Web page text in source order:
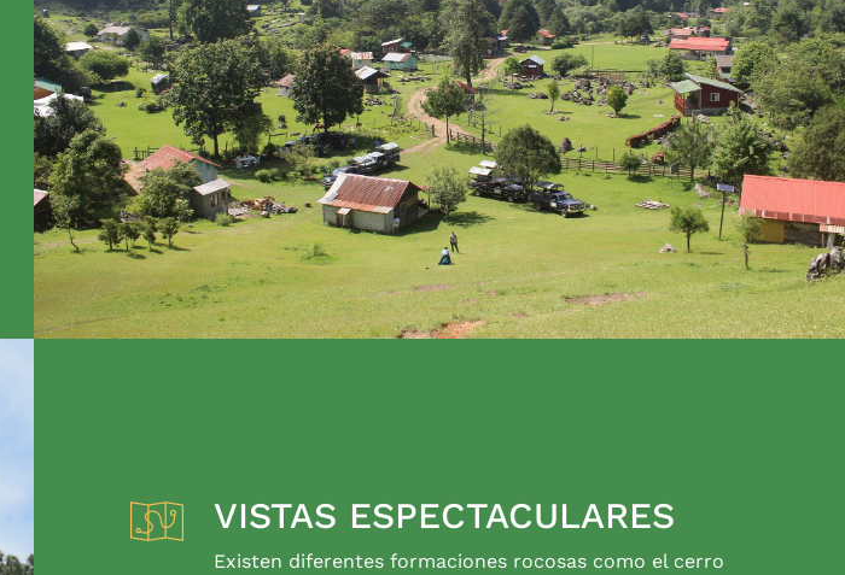
VISTAS ESPECTACULARES
Existen diferentes formaciones rocosas como el cerro